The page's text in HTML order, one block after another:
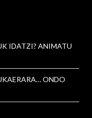
IDATZI? ANIMATU
ONDO